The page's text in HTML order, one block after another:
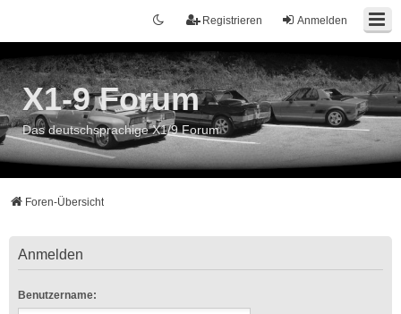
Anmelden
Registrieren
X1-9 Forum
Das deutschsprachige X1/9 Forum
Foren-Übersicht
Anmelden
Benutzername: